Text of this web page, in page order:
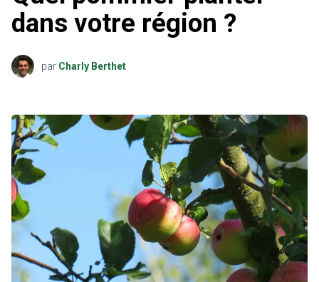
dans votre région ?
par Charly Berthet